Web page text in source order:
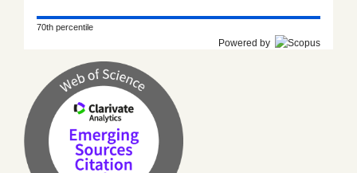
70th percentile
Powered by